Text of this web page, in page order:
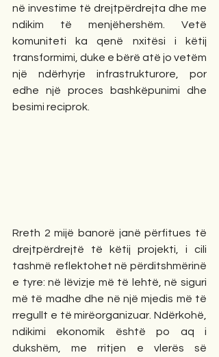
në investime të drejtpërdrejta dhe me
ndikim të menjëhershëm. Vetë
komuniteti ka qenë nxitësi i këtij
transformimi, duke e bërë atë jo vetëm
një ndërhyrje infrastrukturore, por
edhe një proces bashkëpunimi dhe
besimi reciprok.
Rreth 2 mijë banorë janë përfitues të
drejtpërdrejtë të këtij projekti, i cili
tashmë reflektohet në përditshmërinë
e tyre: në lëvizje më të lehtë, në siguri
më të madhe dhe në një mjedis më të
rregullt e të mirëorganizuar. Ndërkohë,
ndikimi ekonomik është po aq i
dukshëm, me rritjen e vlerës së